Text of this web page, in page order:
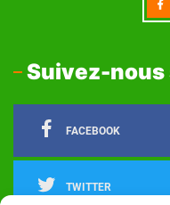
Suivez-nous
FACEBOOK
TWITTER